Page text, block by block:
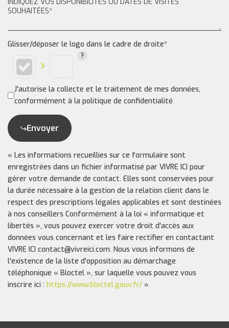
Glisser/déposer le logo dans le cadre de droite*
J'autorise la collecte et le traitement de mes données,
conformément à la politique de confidentialité
Envoyer
« Les informations recueillies sur ce formulaire sont
enregistrées dans un fichier informatisé par VIVRE ICI pour
gérer votre demande de contact. Elles sont conservées pour
la durée nécessaire à la gestion de la relation client dans le
respect des prescriptions légales applicables et sont destinées
à nos conseillers Conformément à la loi « informatique et
libertés », vous pouvez exercer votre droit d'accès aux
données vous concernant et les faire rectifier en contactant
VIVRE ICI contact@vivreici.com. Nous vous informons de
l'existence de la liste d'opposition au démarchage
téléphonique « Bloctel », sur laquelle vous pouvez vous
inscrire ici : https://www.bloctel.gouv.fr/ »